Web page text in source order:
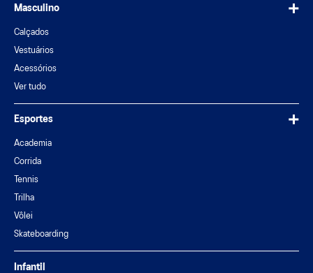
Masculino
Calçados
Vestuários
Acessórios
Ver tudo
Esportes
Academia
Corrida
Tennis
Trilha
Vôlei
Skateboarding
Infantil